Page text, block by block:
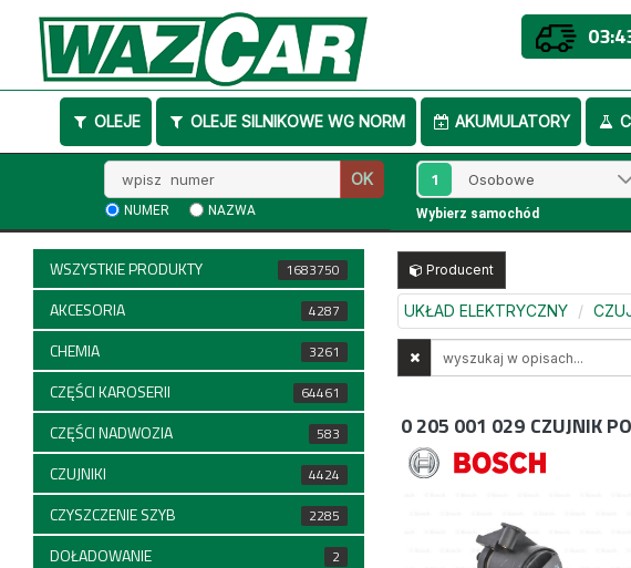
OLEJE OLEJE SILNIKOWE WG NORM AKUMULATORY
numer
OK
NUMER NAZWA
1
Wybierz samochód
Producent
UKŁAD ELEKTRYCZNY
0 205 001 029 CZUJNIK
WSZYSTKIE PRODUKTY 1683750
AKCESORIA 4287
CHEMIA 3261
CZĘŚCI KAROSERII 64461
CZĘŚCI NADWOZIA 583
CZUJNIKI 4424
CZYSZCZENIE SZYB 2285
DOŁADOWANIE 2